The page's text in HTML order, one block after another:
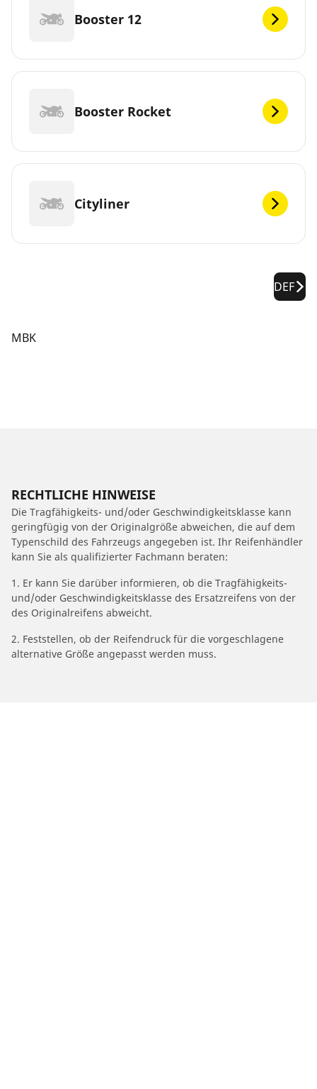
Booster 12
Booster Rocket
Cityliner
DEF
MBK
RECHTLICHE HINWEISE
Die Tragfähigkeits- und/oder Geschwindigkeitsklasse kann
geringfügig von der Originalgröße abweichen, die auf dem
Typenschild des Fahrzeugs angegeben ist. Ihr Reifenhändler
kann Sie als qualifizierter Fachmann beraten:
1. Er kann Sie darüber informieren, ob die Tragfähigkeits-
und/oder Geschwindigkeitsklasse des Ersatzreifens von der
des Originalreifens abweicht.
2. Feststellen, ob der Reifendruck für die vorgeschlagene
alternative Größe angepasst werden muss.